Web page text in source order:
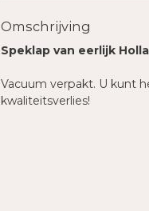
Omschrijving
Speklap van eerlijk
Vacuum verpakt. U kunt
kwaliteitsverlies!